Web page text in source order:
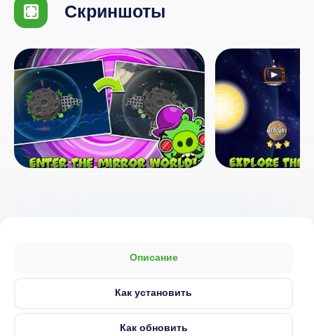
Скриншоты
Описание
Как установить
Как обновить